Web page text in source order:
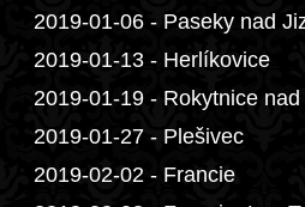
2019-01-06 - Paseky nad
2019-01-13 - Herlíkovice
2019-01-19 - Rokytnice nad
2019-01-27 - Plešivec
2019-02-02 - Francie